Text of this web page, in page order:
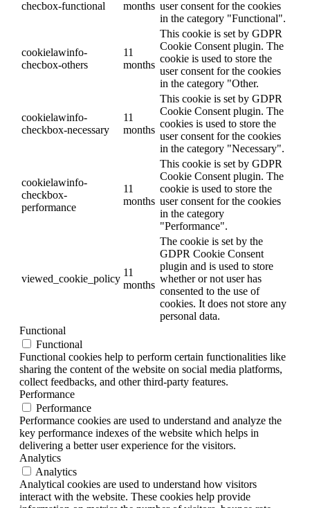
checbox-functional
months user consent for the cookies
in the category "Functional".
cookielawinfo-
checbox-others
11
months
This cookie is set by GDPR
Cookie Consent plugin. The
cookie is used to store the
user consent for the cookies
in the category "Other.
cookielawinfo-
checkbox-necessary
11
months
This cookie is set by GDPR
Cookie Consent plugin. The
cookies is used to store the
user consent for the cookies
in the category "Necessary".
cookielawinfo-
checkbox-
performance
11
months
This cookie is set by GDPR
Cookie Consent plugin. The
cookie is used to store the
user consent for the cookies
in the category
"Performance".
viewed_cookie_policy
11
months
The cookie is set by the
GDPR Cookie Consent
plugin and is used to store
whether or not user has
consented to the use of
cookies. It does not store any
personal data.
Functional
Functional
Functional cookies help to perform certain functionalities like
sharing the content of the website on social media platforms,
collect feedbacks, and other third-party features.
Performance
Performance
Performance cookies are used to understand and analyze the
key performance indexes of the website which helps in
delivering a better user experience for the visitors.
Analytics
Analytics
Analytical cookies are used to understand how visitors
interact with the website. These cookies help provide